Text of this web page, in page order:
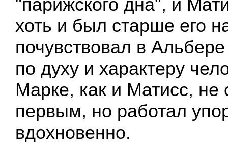
"парижского дна", и
хоть и был старше его
почувствовал в
по духу и характеру
Марке, как и Матисс, не
первым, но работал
вдохновенно.